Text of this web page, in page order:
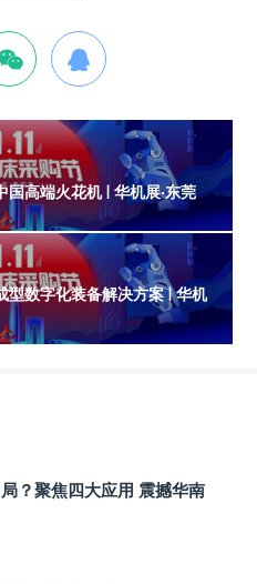
高端火花机 | 华机展·东莞
型数字化装备解决方案 | 华机
？聚焦四大应用 震撼华南